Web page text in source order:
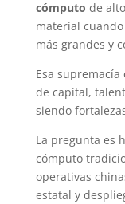
cómputo de
material
más grandes y
Esa
de capital,
siendo
La pregunta es
cómputo
operativas
estatal y